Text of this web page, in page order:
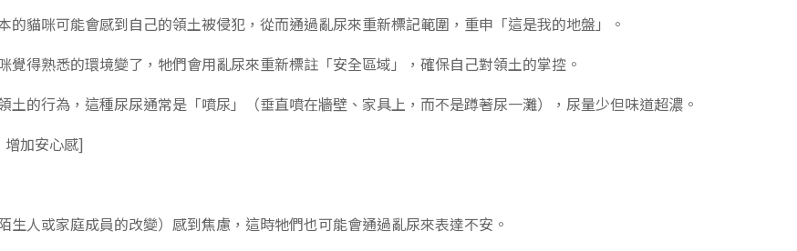
貓咪可能會感到自己的領土被侵犯，從而通過亂尿來重新標記範圍，重申「這是我的地盤」。
得熟悉的環境變了，牠們會用亂尿來重新標註「安全區域」，確保自己對領土的掌控。
的行為，這種尿尿通常是「噴尿」（垂直噴在牆壁、家具上，而不是蹲著尿一灘），尿量少但味道超濃。
增加安心感]
人或家庭成員的改變）感到焦慮，這時牠們也可能會通過亂尿來表達不安。